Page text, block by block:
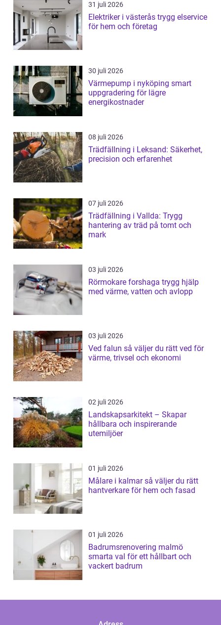
31 juli 2026
Elektriker i västerås trygg elservice
för hem och företag
30 juli 2026
Värmepump i nyköping smart
uppgradering för lägre
energikostnader
08 juli 2026
Trädfällning i Leksand: Säkerhet,
precision och erfarenhet
07 juli 2026
Trädfällning i Vallda: Trygg
hantering av träd på tomt och
mark
03 juli 2026
Rörmokare forshaga trygg hjälp
med värme, vatten och avlopp
03 juli 2026
Ved falun så väljer du rätt ved för
värme, trivsel och ekonomi
02 juli 2026
Landskapsarkitekt – Skapar
hållbara och inspirerande
utemiljöer
01 juli 2026
Målare i kalmar så väljer du rätt
hantverkare för hem och fasad
01 juli 2026
Badrumsrenovering malmö
smarta val för ett hållbart och
vackert badrum